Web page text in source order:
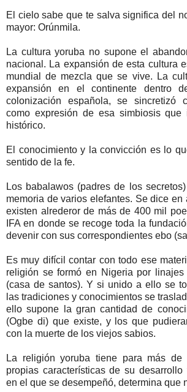
El cielo sabe que te salva significa del
mayor: Orúnmila.
La cultura yoruba no supone el
nacional. La expansión de esta cultura
mundial de mezcla que se vive. La
expansión en el continente dentro
colonización española, se sincretizó
como expresión de esa simbiosis que
histórico.
El conocimiento y la convicción es lo
sentido de la fe.
Los babalawos (padres de los
memoria de varios elefantes. Se dice en
existen alrederor de más de 400 mil
IFA en donde se recoge toda la
devenir con sus correspondientes ebo
Es muy difícil contar con todo ese
religión se formó en Nigeria por
(casa de santos). Y si unido a ello se
las tradiciones y conocimientos se
ello supone la gran cantidad de
(Ogbe di) que existe, y los que
con la muerte de los viejos sabios.
La religión yoruba tiene para más
propias características de su desarrollo
en el que se desempeñó, determina que